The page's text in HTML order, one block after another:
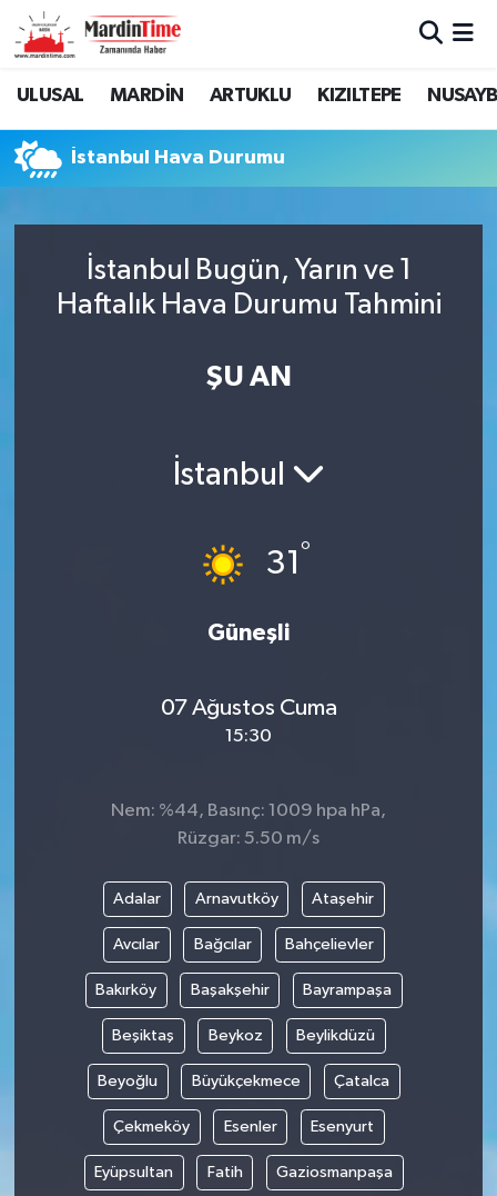
ULUSAL MARDİN ARTUKLU KIZILTEPE
İstanbul Hava Durumu
İstanbul Bugün, Yarın ve 1
Haftalık Hava Durumu Tahmini
ŞU AN
İstanbul
31 °
Güneşli
07 Ağustos Cuma
15:30
Nem: %44, Basınç: 1009 hpa hPa,
Rüzgar: 5.50 m/s
Adalar Arnavutköy Ataşehir
Avcılar Bağcılar Bahçelievler
Bakırköy Başakşehir Bayrampaşa
Beşiktaş Beykoz Beylikdüzü
Beyoğlu Büyükçekmece Çatalca
Çekmeköy Esenler Esenyurt
Eyüpsultan Fatih Gaziosmanpaşa
Mardin Nöbetçi Eczaneler
Mardin Trafik Yoğunluk Haritası
Süper Lig Puan Durumu ve Fikstür